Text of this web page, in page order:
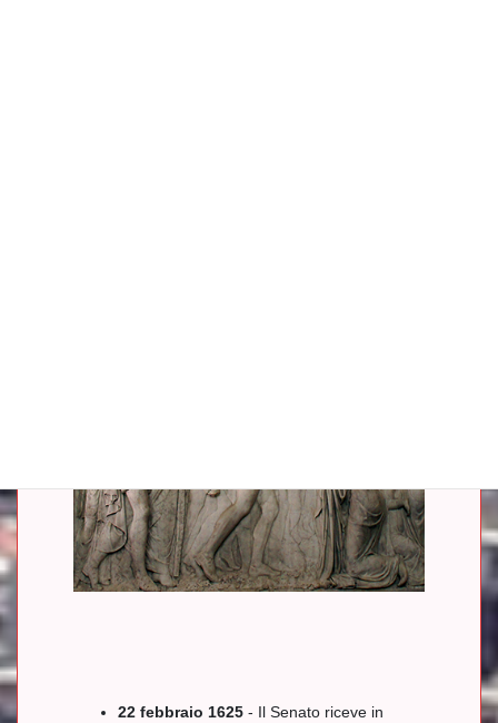
22 febbraio 1625 - Il Senato riceve in